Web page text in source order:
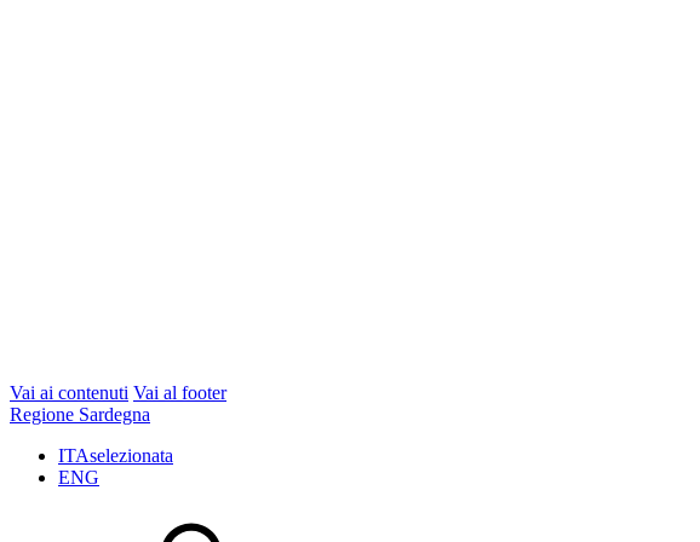
Vai ai contenuti Vai al footer
Regione Sardegna
ITAselezionata
ENG